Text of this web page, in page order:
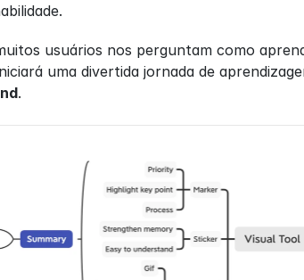
usuários nos perguntam como
uma divertida jornada de
.